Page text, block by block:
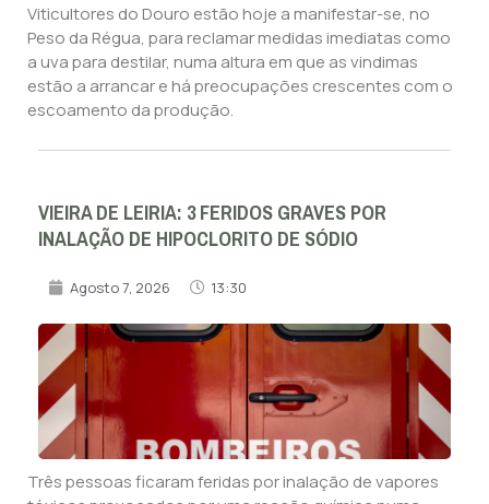
Viticultores do Douro estão hoje a manifestar-se, no
Peso da Régua, para reclamar medidas imediatas como
a uva para destilar, numa altura em que as vindimas
estão a arrancar e há preocupações crescentes com o
escoamento da produção.
VIEIRA DE LEIRIA: 3 FERIDOS GRAVES POR
INALAÇÃO DE HIPOCLORITO DE SÓDIO
Agosto 7, 2026 13:30
Três pessoas ficaram feridas por inalação de vapores